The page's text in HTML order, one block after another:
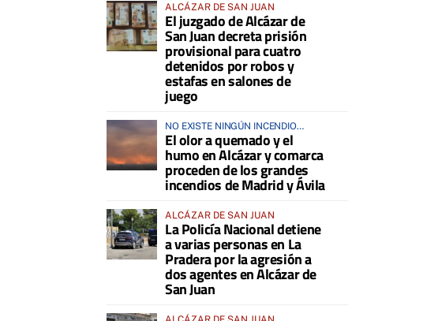
ALCÁZAR DE SAN JUAN
El juzgado de Alcázar de
San Juan decreta prisión
provisional para cuatro
detenidos por robos y
estafas en salones de
juego
NO EXISTE NINGÚN INCENDIO
ACTIVO EN LA COMARCA
El olor a quemado y el
humo en Alcázar y comarca
proceden de los grandes
incendios de Madrid y Ávila
ALCÁZAR DE SAN JUAN
La Policía Nacional detiene
a varias personas en La
Pradera por la agresión a
dos agentes en Alcázar de
San Juan